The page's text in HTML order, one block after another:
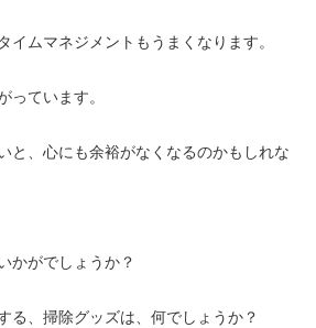
イムマネジメントもうまくなります。
っています。
と、心にも余裕がなくなるのかもしれな
かがでしょうか？
る、掃除グッズは、何でしょうか？